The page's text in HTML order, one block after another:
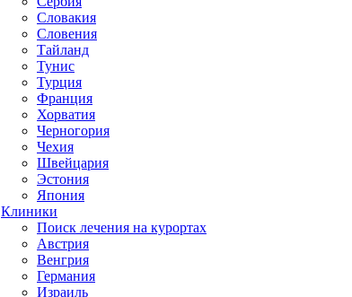
Словакия
Словения
Тайланд
Тунис
Турция
Франция
Хорватия
Черногория
Чехия
Швейцария
Эстония
Япония
Клиники
Поиск лечения на курортах
Австрия
Венгрия
Германия
Израиль